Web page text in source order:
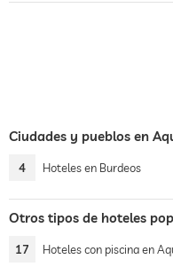
Ciudades y pueblos en
4 Hoteles en Burdeos
Otros tipos de hoteles
17 Hoteles con piscina en